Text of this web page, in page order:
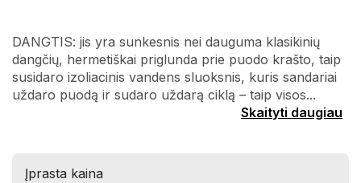
DANGTIS: jis yra sunkesnis nei dauguma klasikinių
dangčių, hermetiškai priglunda prie puodo krašto, taip
susidaro izoliacinis vandens sluoksnis, kuris sandariai
uždaro puodą ir sudaro uždarą ciklą – taip visos...
Skaityti daugiau
Įprasta kaina